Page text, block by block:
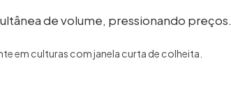
de volume, pressionando preços.
em culturas com janela curta de colheita.